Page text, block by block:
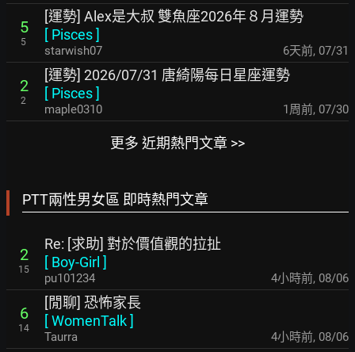
5
5
[運勢] Alex是大叔 雙魚座2026年８月運勢
[ Pisces]
starwish07 6天前, 07/31
2
2
[運勢] 2026/07/31 唐綺陽每日星座運勢
[ Pisces]
maple0310 1周前, 07/30
更多 近期熱門文章 >>
PTT兩性男女區 即時熱門文章
2
15
Re: [求助] 對於價值觀的拉扯
[ Boy-Girl ]
pu101234 4小時前, 08/06
6
14
[閒聊] 恐怖家長
[WomenTalk]
Taurra 4小時前, 08/06